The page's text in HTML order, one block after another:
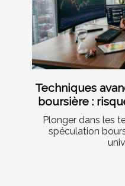
Techniques
boursière :
Plonger dans les
spéculation